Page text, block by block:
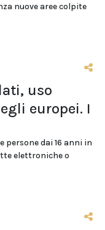
nuove aree colpite
uso
europei. I
persone dai 16 anni in
elettroniche o